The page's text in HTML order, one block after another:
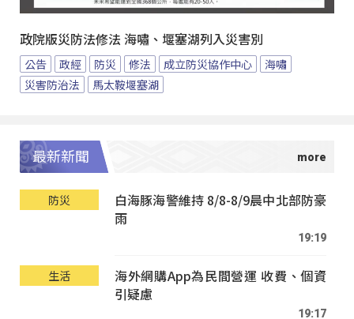
政院版災防法修法 海嘯、堰塞湖列入災害別
公告 政經 防災 修法 成立防災協作中心
海嘯
災害防治法
馬太鞍堰塞湖
最新新聞
防災
白海豚海警維持 8/8-8/9晨中北部防豪
雨
19:19
生活
海外網購App為民間營運 收費、個資
引疑慮
19:17